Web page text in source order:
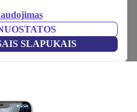
SLAPUKAIS